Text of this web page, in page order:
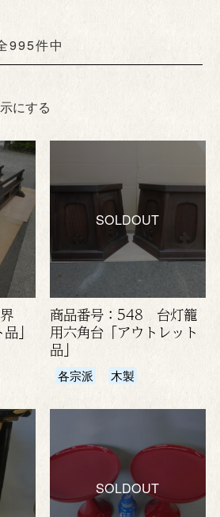
995件中
にする
」
SOLDOUT
商品番号：548 台灯籠
用六角台「アウトレット
品」
各宗派 木製
SOLDOUT